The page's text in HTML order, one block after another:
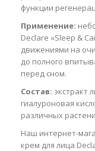
функции
Применение:
Declare «Sleep &
движениями на
до полного
перед сном.
Состав: экстракт
гиалуроновая
различных
Наш интернет-
крем для лица